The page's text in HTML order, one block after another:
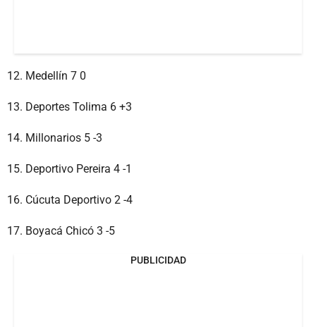
12. Medellín 7 0
13. Deportes Tolima 6 +3
14. Millonarios 5 -3
15. Deportivo Pereira 4 -1
16. Cúcuta Deportivo 2 -4
17. Boyacá Chicó 3 -5
PUBLICIDAD